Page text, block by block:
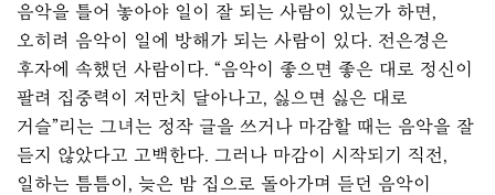
음악을 틀어 놓아야 일이 잘 되는 사람이 있는가 하면,
오히려 음악이 일에 방해가 되는 사람이 있다. 전은경은
후자에 속했던 사람이다. “음악이 좋으면 좋은 대로 정신이
팔려 집중력이 저만치 달아나고, 싫으면 싫은 대로
거슬”리는 그녀는 정작 글을 쓰거나 마감할 때는 음악을 잘
듣지 않았다고 고백한다. 그러나 마감이 시작되기 직전,
일하는 틈틈이, 늦은 밤 집으로 돌아가며 듣던 음악이